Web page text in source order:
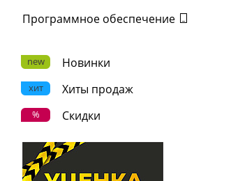
Программное обеспечение
new Новинки
хит Хиты продаж
% Скидки